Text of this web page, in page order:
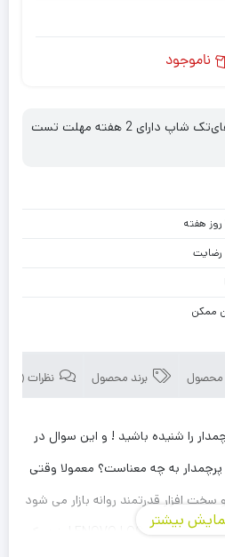
ناموجود
تمامی محصولات فروشگاه های‌تک شاپ دارای 2 هفته مهلت تست
رضایت
ممکن
محصول برند محصول نظرات (0)
را شنیده باشید ! و این سوال در
به چه معناست؟ معمولا وقتی
افزار قدرتمند روانه بازار می شود
بیشتر